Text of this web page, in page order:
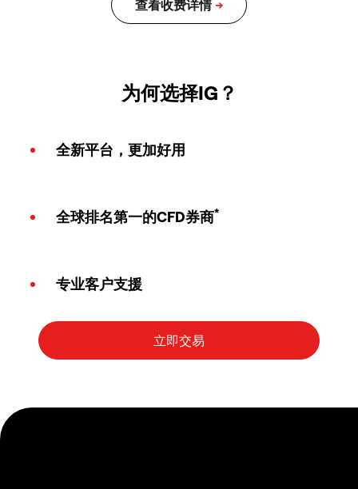
为何选择IG？
全新平台，更加好用
全球排名第一的CFD券商*
专业客户支援